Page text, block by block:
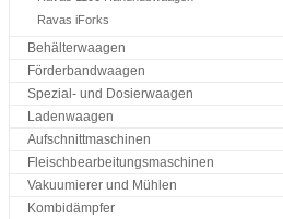
Ravas iForks
Behälterwaagen
Förderbandwaagen
Spezial- und Dosierwaagen
Ladenwaagen
Aufschnittmaschinen
Fleischbearbeitungsmaschinen
Vakuumierer und Mühlen
Kombidämpfer